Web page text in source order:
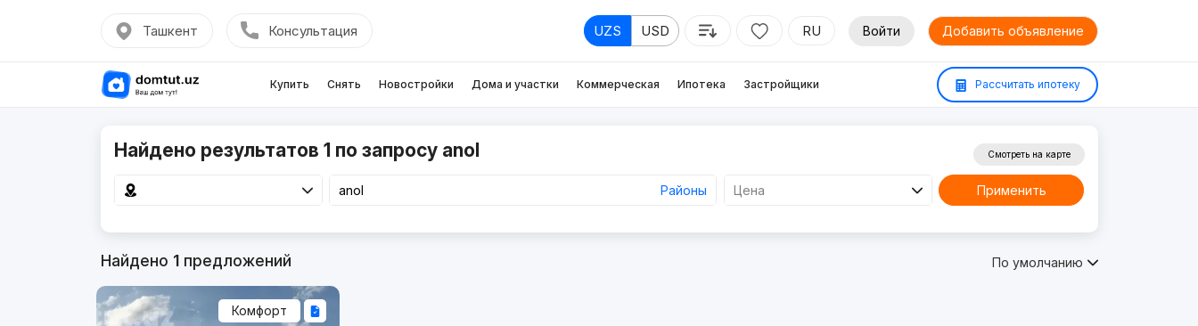
Ташкент Консультация UZS USD RU Войти Добавить объявление
Купить Снять Новостройки Дома и участки Коммерческая Ипотека Застройщики Рассчитать ипотеку
Найдено результатов 1 по запросу anol
Районы Цена
Смотреть на карте
Применить
Найдено 1предложений По умолчанию
Комфорт